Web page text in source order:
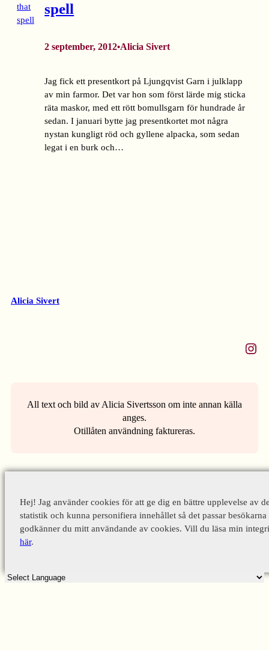
spell
2 september, 2012•Alicia Sivert
Jag fick ett presentkort på Ljungqvist Garn i julklapp
av min farmor. Det var hon som först lärde mig sticka
räta maskor, med ett rött bomullsgarn för hundrade år
sedan. I januari bytte jag presentkortet mot några
nystan kungligt röd och gyllene alpacka, som sedan
legat i en burk och…
Alicia Sivert
Instagram
All text och bild av Alicia Sivertsson om inte annan källa
anges.
Otillåten användning faktureras.
Hej! Jag använder cookies för att ge dig en bättre upplevelse av
statistik och kunna personifiera innehållet så det passar
godkänner du mitt användande av cookies. Vill du läsa min
här.